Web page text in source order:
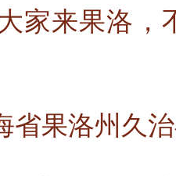
家来果洛，
省果洛州久